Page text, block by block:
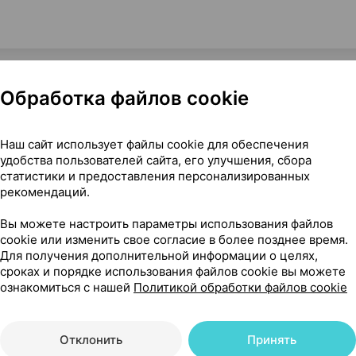
с тонирующим эффектом; SPF30], 40 мл
На карте
44
обновл. вчера
Обработка файлов cookie
Наш сайт использует файлы cookie для обеспечения
удобства пользователей сайта, его улучшения, сбора
статистики и предоставления персонализированных
рекомендаций.
Вы можете настроить параметры использования файлов
cookie или изменить свое согласие в более позднее время.
Для получения дополнительной информации о целях,
сроках и порядке использования файлов cookie вы можете
ознакомиться с нашей Политикой обработки файлов cookie
Отклонить Принять